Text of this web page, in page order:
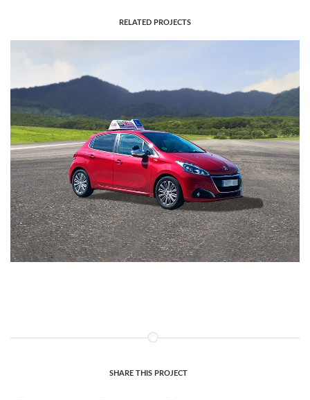
RELATED PROJECTS
MÁS INFO
SHARE THIS PROJECT